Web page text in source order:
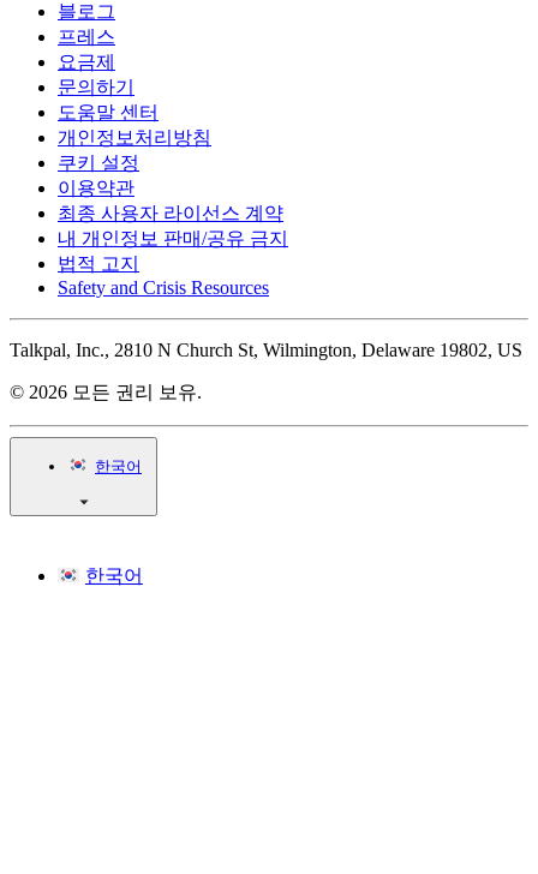
블로그
프레스
요금제
문의하기
도움말 센터
개인정보처리방침
쿠키 설정
이용약관
최종 사용자 라이선스 계약
내 개인정보 판매/공유 금지
법적 고지
Safety and Crisis Resources
Talkpal, Inc., 2810 N Church St, Wilmington, Delaware 19802, US
© 2026 모든 권리 보유.
한국어
한국어